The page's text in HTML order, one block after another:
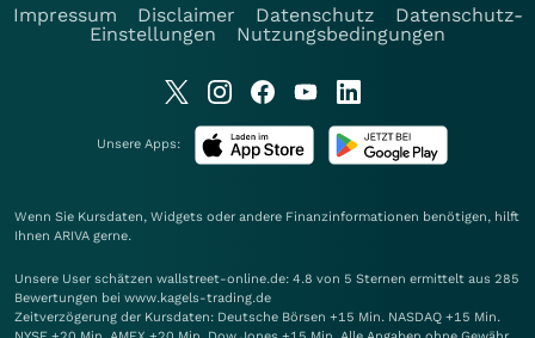
Impressum
Disclaimer Datenschutz
Datenschutz-
Einstellungen
Nutzungsbedingungen
Unsere Apps:
Wenn Sie Kursdaten, Widgets oder andere Finanzinformationen benötigen, hilft
Ihnen ARIVA gerne.
Unsere User schätzen wallstreet-online.de: 4.8 von 5 Sternen ermittelt aus 285
Bewertungen bei www.kagels-trading.de
Zeitverzögerung der Kursdaten: Deutsche Börsen +15 Min. NASDAQ +15 Min.